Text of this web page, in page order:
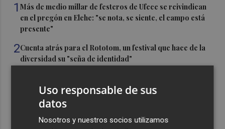
1Más de medio millar de festeros de Ufece se reivindican
en el pregón en Elche: "se nota, se siente, el campo está
presente"
2Cuenta atrás para el Rototom, un festival que hace de la
diversidad su "seña de identidad"
de calidad por su atención orientada a las personas
mayores
Cartagena avanza con la modernización de los
Uso responsable de sus
datos
Nosotros y nuestros socios utilizamos